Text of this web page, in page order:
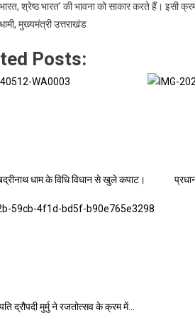
श्रेष्ठ भारत’ की भावना को साकार करते हैं। इसी
मुख्यमंत्री उत्तराखंड
Posts:
धाम के विधि विधान से खुले कपाट।
द्रौपदी मुर्मु ने रजतोत्सव के क्रम में…